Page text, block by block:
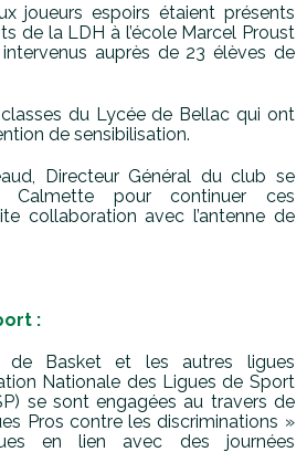
joueurs espoirs étaient présents
de la LDH à l’école Marcel Proust
auprès de 23 élèves de
du Lycée de Bellac qui ont
de sensibilisation.
Directeur Général du club se
Calmette pour
continuer ces
collaboration avec l’antenne de
:
de Basket et les autres ligues
Nationale des Ligues de Sport
se sont engagées au travers de
Pros contre les discriminations »
en lien avec des journées